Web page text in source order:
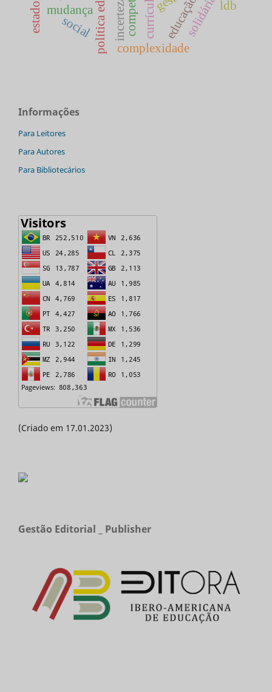
educação
complexidade
incerteza
mudança
social solidária ldb
currículo
Informações
Para Leitores
Para Autores
Para Bibliotecários
(Criado em 17.01.2023)
Gestão Editorial _ Publisher